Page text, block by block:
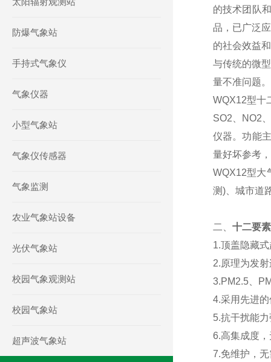
防爆气象站
手持式气象仪
气象仪器
小型气象站
气象仪传感器
气象监测
农业气象站设备
光伏气象站
校园气象观测站
校园气象站
超声波气象站
的技术团队
品，已广泛
的社会效益
与传统的微
量不准问题。
WQX12型十
SO2、NO2
仪器。功能
量好坏参考
WQX12型大
测)、城市道
二、 十二要
1.顶盖隐藏
2.原理为发
3.PM2.5、
4.采用先进
5.抗干扰能
6.高集成度
7.免维护，